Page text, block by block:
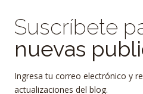
Suscríbete
nuevas
Ingresa tu correo electrónico y
actualizaciones del blog.